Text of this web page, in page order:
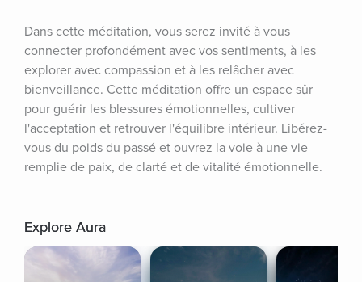
Dans cette méditation, vous serez invité à vous
connecter profondément avec vos sentiments, à les
explorer avec compassion et à les relâcher avec
bienveillance. Cette méditation offre un espace sûr
pour guérir les blessures émotionnelles, cultiver
l'acceptation et retrouver l'équilibre intérieur. Libérez-
vous du poids du passé et ouvrez la voie à une vie
remplie de paix, de clarté et de vitalité émotionnelle.
Explore Aura